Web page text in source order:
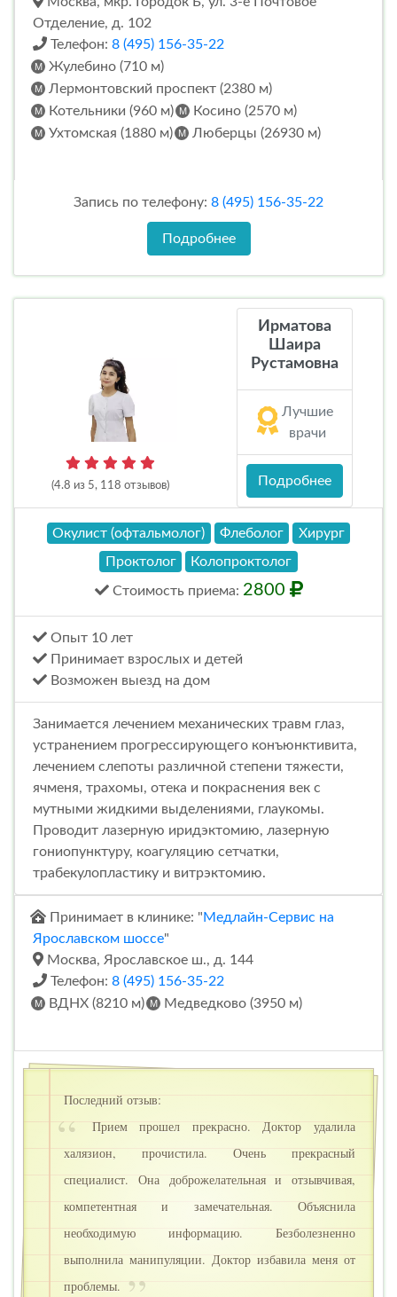
Отделение, д. 102
Телефон: 8 (495) 156-35-22
Жулебино (710 м)
Лермонтовский проспект (2380 м)
Котельники (960 м)
Косино (2570 м)
Ухтомская (1880 м)
Люберцы (26930 м)
Запись по телефону: 8 (495) 156-35-22
Подробнее
(4.8 из 5, 118 отзывов)
Ирматова
Шаира
Рустамовна
Лучшие
врачи
Подробнее
Окулист (офтальмолог) Флеболог
Хирург
Проктолог
Колопроктолог
Стоимость приема: 2800
Опыт 10 лет
Принимает взрослых и детей
Возможен выезд на дом
Занимается лечением механических травм глаз,
устранением прогрессирующего конъюнктивита,
лечением слепоты различной степени тяжести,
ячменя, трахомы, отека и покраснения век с
мутными жидкими выделениями, глаукомы.
Проводит лазерную иридэктомию, лазерную
гониопунктуру, коагуляцию сетчатки,
трабекулопластику и витрэктомию.
Принимает в клинике: "Медлайн-Сервис на
Ярославском шоссе"
Москва, Ярославское ш., д. 144
Телефон: 8 (495) 156-35-22
ВДНХ (8210 м)
Медведково (3950 м)
Последний отзыв:
Прием прошел прекрасно. Доктор удалила
халязион, прочистила. Очень прекрасный
специалист. Она доброжелательная и отзывчивая,
компетентная и замечательная. Объяснила
необходимую информацию. Безболезненно
выполнила манипуляции. Доктор избавила меня от
проблемы.